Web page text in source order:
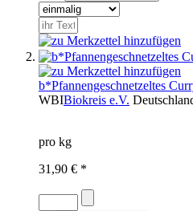
b*Pfannengeschnetzeltes
WBIBiokreis e.V.
pro kg
31,90 € *